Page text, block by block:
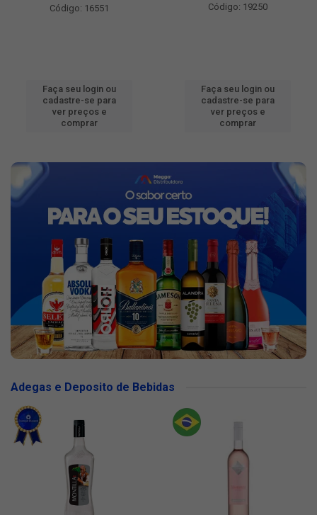
Código: 16551
Faça seu login ou
cadastre-se para
ver preços e
comprar
Código: 19250
Faça seu login ou
cadastre-se para
ver preços e
comprar
Adegas e Deposito de Bebidas